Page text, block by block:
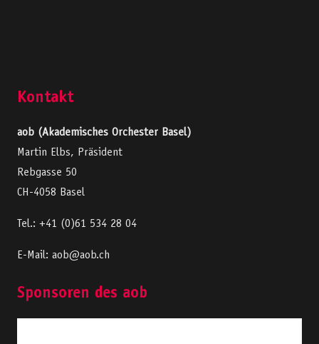
Kontakt
aob (Akademisches Orchester Basel)
Martin Elbs, Präsident
Rebgasse 50
CH-4058 Basel
Tel.: +41 (0)61 534 28 04
E-Mail: aob@aob.ch
Sponsoren des aob